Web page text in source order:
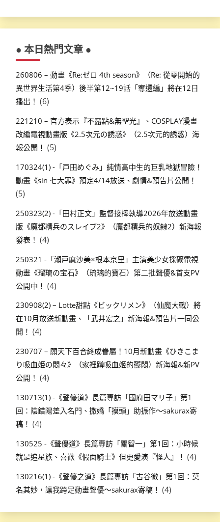
● 本日熱門文章 ●
260806 – 動畫《Re:ゼロ 4th season》（Re: 從零開始的
異世界生活第4季）後半第12~19話「奪還編」將在12日
播出！ (6)
221210 – 官方表示『不露點&無聖光』、COSPLAY漫畫
改編電視動畫版《2.5次元の誘惑》（2.5次元的誘惑）海
報公開！ (5)
170324(1) -「戸田めぐみ」純情高中生的巨乳地獄冒險！
動畫《sin 七大罪》預定4/14放送、劇情&預告片公開！
(5)
250323(2) -「田村正文」監督接棒執導2026年放送動畫
版《魔都精兵のスレイブ2》（魔都精兵的奴隸2）新海報
發表！ (4)
250321 -「瀬戸麻沙美×根本京里」主演美少女採礦電視
動畫《瑠璃の宝石》（琉璃的寶石）第二批聲優&首支PV
公開中！ (4)
230908(2) – Lotte甜點《ビックリメン》（仙魔大戰）將
在10月放送新動畫、「武井宏之」新海報&預告片一同公
開！ (4)
230707 – 願天下百合終成眷屬！10月新動畫《ひきこま
り吸血姫の悶々》（家裡蹲吸血姬的鬱悶）新海報&新PV
公開！ (4)
130713(1) -《聲優道》長篇專訪「國府田マリ子」第1
回：陰錯陽差入名門、撒嬌「摸頭」助振作～sakurax寄
稿！ (4)
130525 -《聲優道》長篇專訪「關智一」第1回：小時候
就是追星族、喜歡《假面騎士》但更愛演『怪人』！ (4)
130216(1) -《聲優之道》長篇專訪「古谷徹」第1回：莫
名其妙，讓我跨足動畫聲優～sakurax寄稿！ (4)